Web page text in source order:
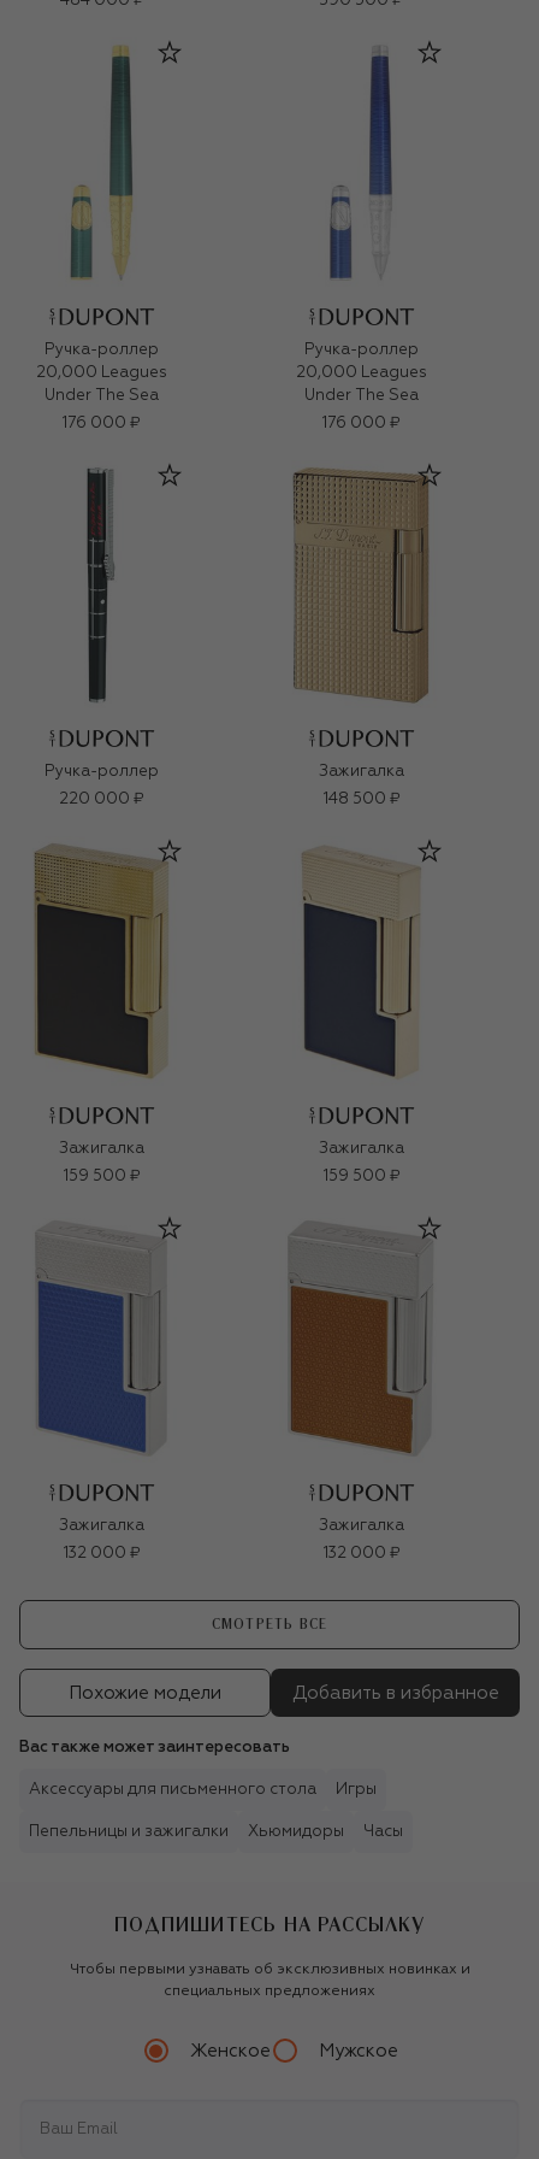
Ручка-роллер
20,000 Leagues
Under The Sea
176 000 ₽
Ручка-роллер
20,000 Leagues
Under The Sea
176 000 ₽
Ручка-роллер
220 000 ₽
Зажигалка
148 500 ₽
Зажигалка
159 500 ₽
Зажигалка
159 500 ₽
Зажигалка
132 000 ₽
Зажигалка
132 000 ₽
СМОТРЕТЬ ВСЕ
Похожие модели Добавить в избранное
Вас также может заинтересовать
Аксессуары для письменного стола Игры
Пепельницы и зажигалки Хьюмидоры Часы
ПОДПИШИТЕСЬ НА РАССЫЛКУ
Чтобы первыми узнавать об эксклюзивных новинках и
специальных предложениях
Женское Мужское